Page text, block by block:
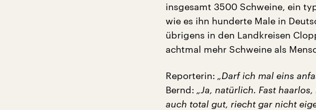
insgesamt 3500 Schweine, ein
wie es ihn hunderte Male in
übrigens in den Landkreisen
achtmal mehr Schweine als
Reporterin: „Darf ich mal eins
Bernd: „Ja, natürlich. Fast
auch total gut, riecht gar nicht